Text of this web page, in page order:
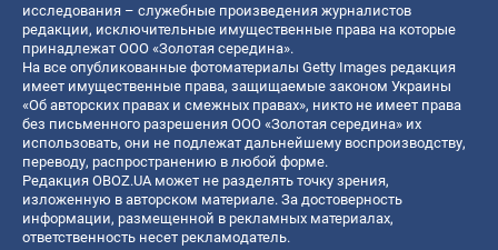
исследования – служебные произведения журналистов
редакции, исключительные имущественные права на которые
принадлежат ООО «Золотая середина».
На все опубликованные фотоматериалы Getty Images редакция
имеет имущественные права, защищаемые законом Украины
«Об авторских правах и смежных правах», никто не имеет права
без письменного разрешения ООО «Золотая середина» их
использовать, они не подлежат дальнейшему воспроизводству,
переводу, распространению в любой форме.
Редакция OBOZ.UA может не разделять точку зрения,
изложенную в авторском материале. За достоверность
информации, размещенной в рекламных материалах,
ответственность несет рекламодатель.